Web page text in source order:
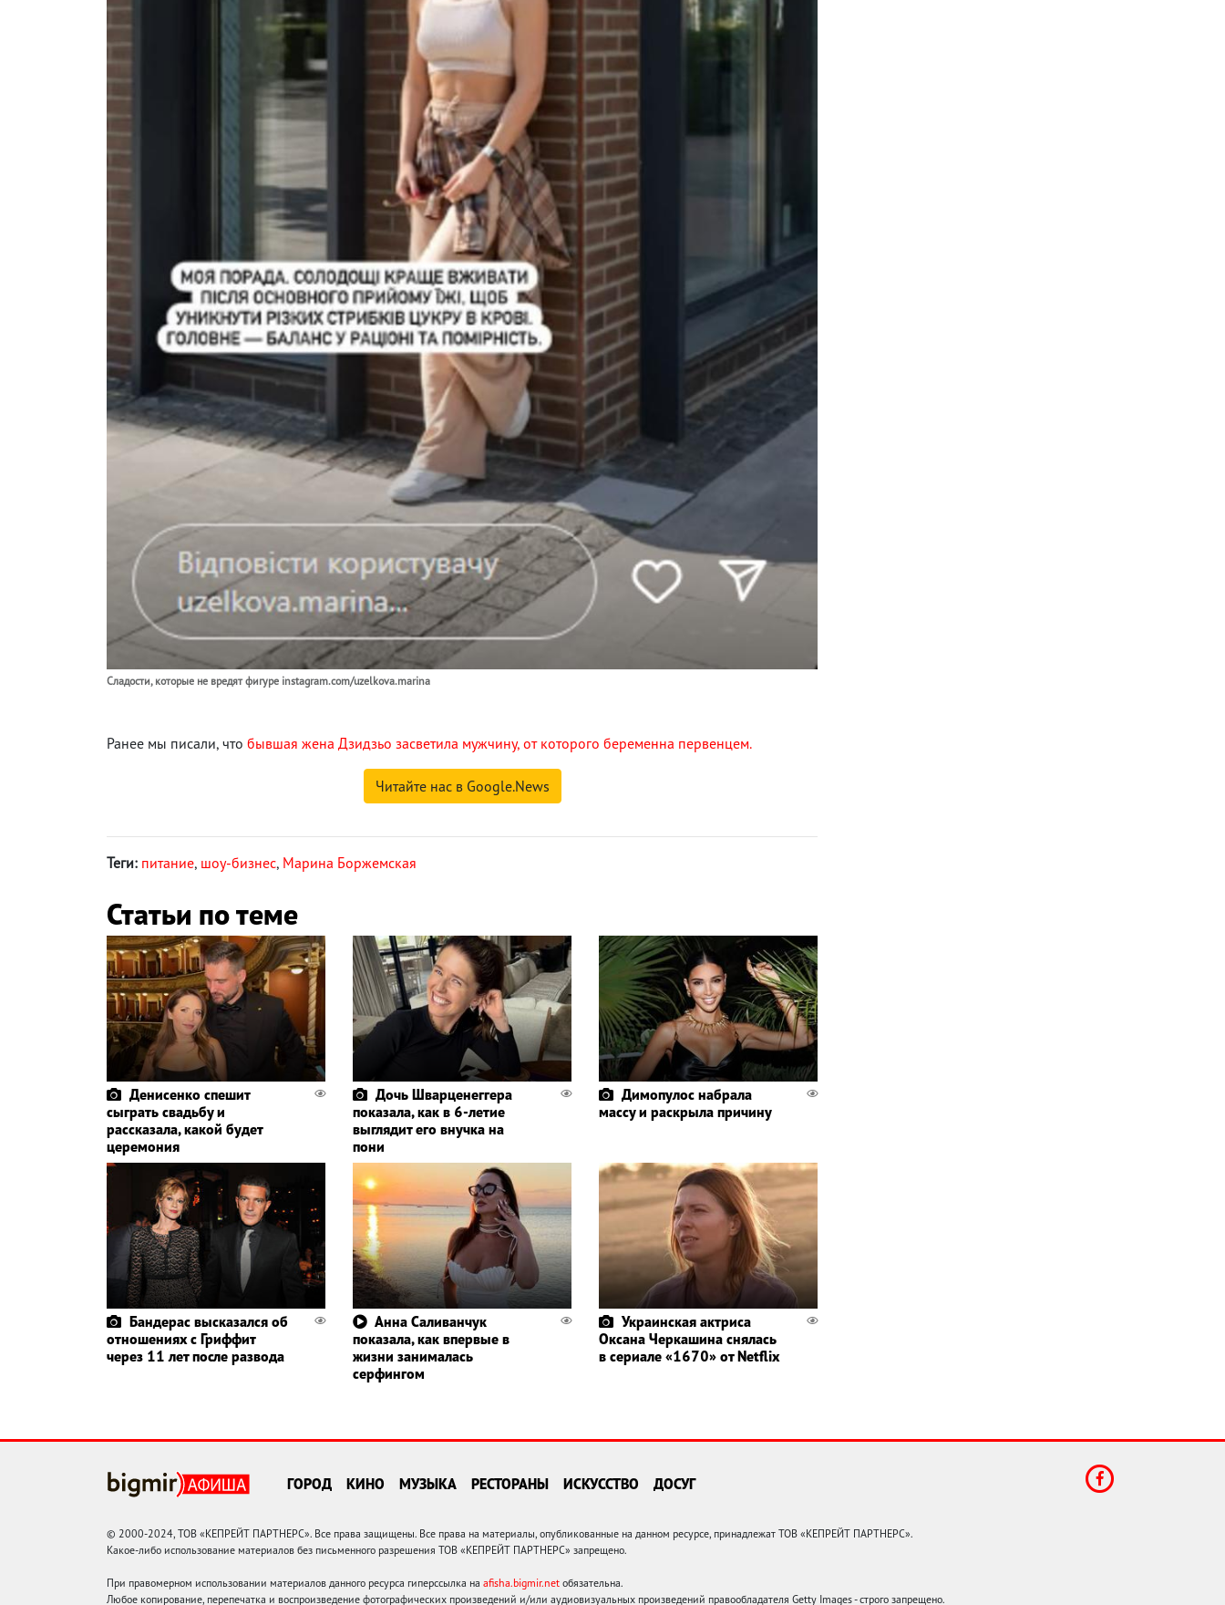
Сладости, которые не вредят фигуре instagram.com/uzelkova.marina
Ранее мы писали, что бывшая жена Дзидзьо засветила мужчину, от которого беременна первенцем.
Читайте нас в Google.News
Теги: питание, шоу-бизнес, Марина Боржемская
Статьи по теме
Денисенко спешит
сыграть свадьбу и
рассказала, какой будет
церемония
Дочь Шварценеггера
показала, как в 6-летие
выглядит его внучка на
пони
Димопулос набрала
массу и раскрыла причину
Бандерас высказался об
отношениях с Гриффит
через 11 лет после развода
Анна Саливанчук
показала, как впервые в
жизни занималась
серфингом
Украинская актриса
Оксана Черкашина снялась
в сериале «1670» от Netflix
ГОРОД КИНО МУЗЫКА РЕСТОРАНЫ ИСКУССТВО ДОСУГ
© 2000-2024, ТОВ «КЕПРЕЙТ ПАРТНЕРС». Все права защищены. Все права на материалы, опубликованные на данном ресурсе, принадлежат ТОВ «КЕПРЕЙТ ПАРТНЕРС».
Какое-либо использование материалов без письменного разрешения ТОВ «КЕПРЕЙТ ПАРТНЕРС» запрещено.
При правомерном использовании материалов данного ресурса гиперссылка на afisha.bigmir.net обязательна.
Любое копирование, перепечатка и воспроизведение фотографических произведений и/или аудиовизуальных произведений правообладателя Getty Images - строго запрещено.